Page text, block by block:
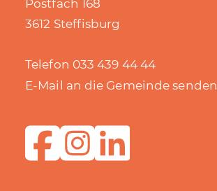
Postfach 168
3612 Steffisburg
Telefon 033 439 44 44
E-Mail an die Gemeinde senden